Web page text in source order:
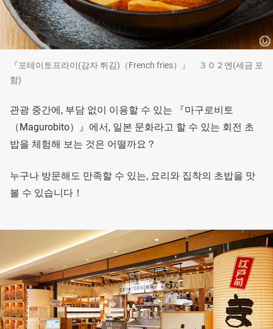
『포테이토프라이(감자 튀김)（French fries）』 ３０２엔(세금 포
함)
관광 중간에, 부담 없이 이용할 수 있는 『마구로비토
（Magurobito）』에서, 일본 문화라고 할 수 있는 회전 초
밥을 체험해 보는 것은 어떨까요？
누구나 방문해도 만족할 수 있는, 요리와 집착의 초밥을 맛
볼 수 있습니다！